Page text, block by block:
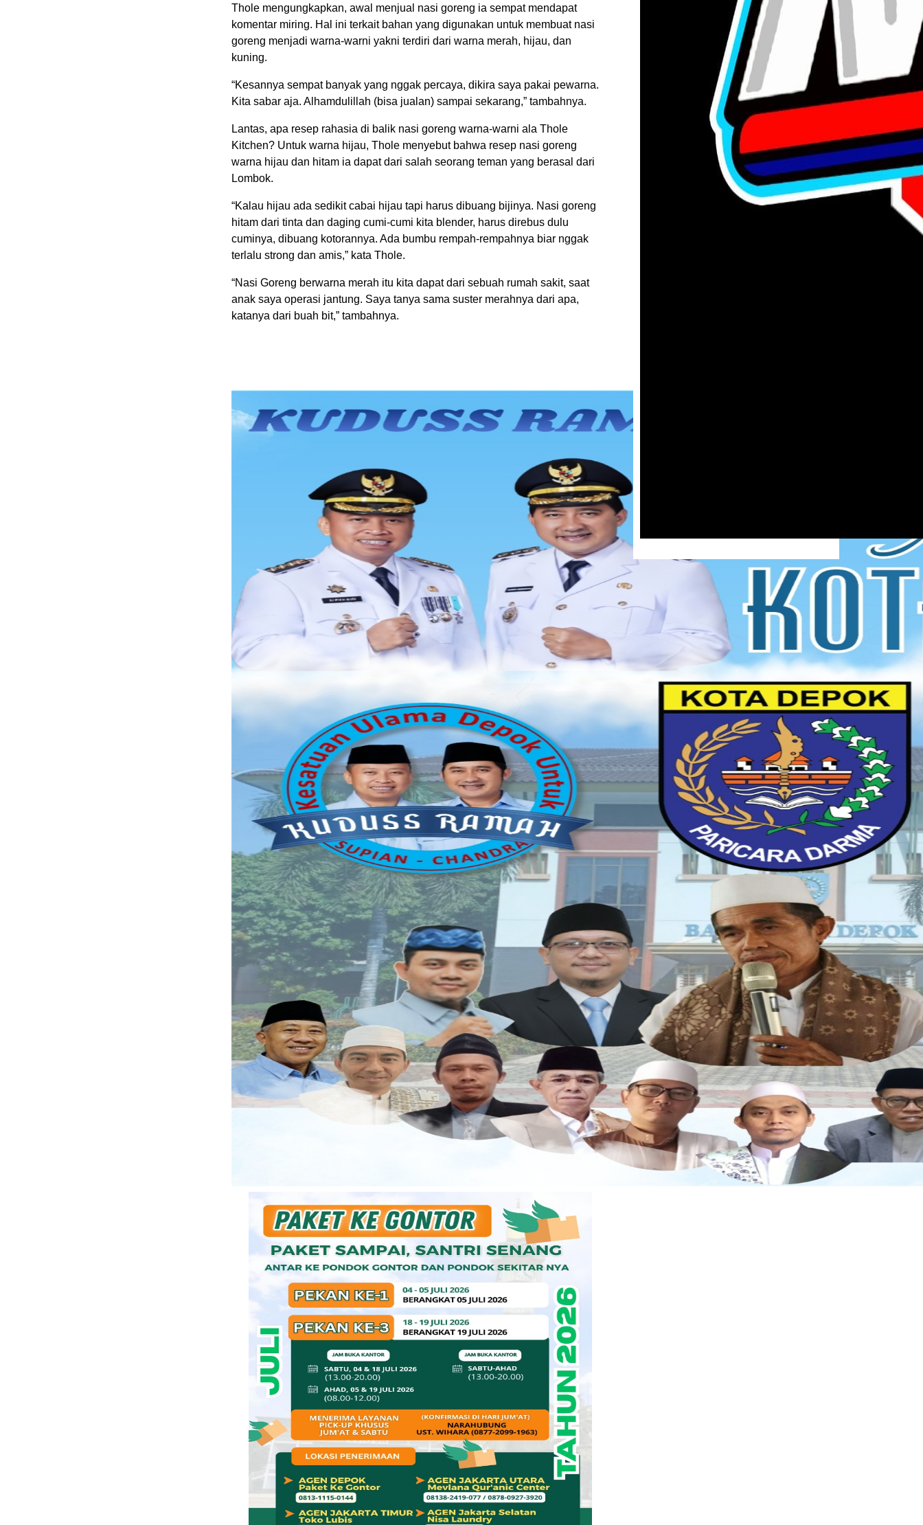
Thole mengungkapkan, awal menjual nasi goreng ia sempat mendapat
komentar miring. Hal ini terkait bahan yang digunakan untuk membuat nasi
goreng menjadi warna-warni yakni terdiri dari warna merah, hijau, dan
kuning.
“Kesannya sempat banyak yang nggak percaya, dikira saya pakai pewarna.
Kita sabar aja. Alhamdulillah (bisa jualan) sampai sekarang,” tambahnya.
Lantas, apa resep rahasia di balik nasi goreng warna-warni ala Thole
Kitchen? Untuk warna hijau, Thole menyebut bahwa resep nasi goreng
warna hijau dan hitam ia dapat dari salah seorang teman yang berasal dari
Lombok.
“Kalau hijau ada sedikit cabai hijau tapi harus dibuang bijinya. Nasi goreng
hitam dari tinta dan daging cumi-cumi kita blender, harus direbus dulu
cuminya, dibuang kotorannya. Ada bumbu rempah-rempahnya biar nggak
terlalu strong dan amis,” kata Thole.
“Nasi Goreng berwarna merah itu kita dapat dari sebuah rumah sakit, saat
anak saya operasi jantung. Saya tanya sama suster merahnya dari apa,
katanya dari buah bit,” tambahnya.